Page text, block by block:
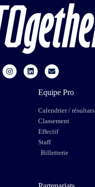
Equipe Pro
Calendrier / résultats
Classement
Effectif
Staff
Billetterie